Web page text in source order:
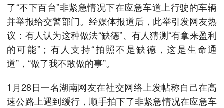
了“不下百台”非紧急情况下在应急车道上行驶的车辆
并举报给交警部门。经媒体报道后，此举引发网友热
议：有人认为这种做法“缺德”、有人猜测“有拿来盈利
的可能”；有人支持“拍照不是缺德，这是生命通
道”，“做了我不敢做的事”。
1月28日一名湖南网友在社交网络上发帖称自己在高
速公路上遇到缓行，顺手拍下了非紧急情况在应急车